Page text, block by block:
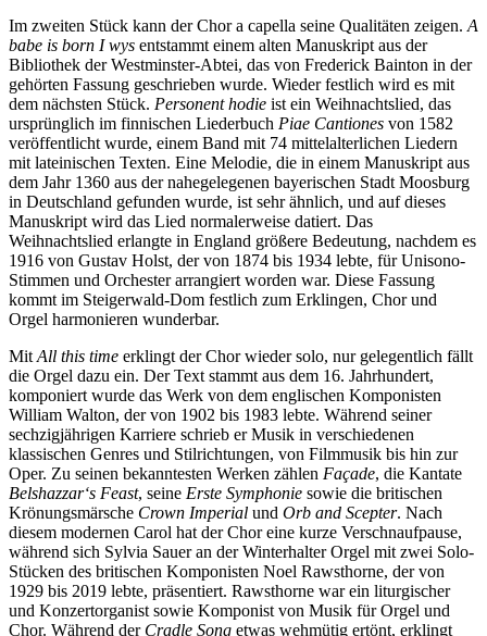
Im zweiten Stück kann der Chor a capella seine Qualitäten zeigen. A
babe is born I wys entstammt einem alten Manuskript aus der
Bibliothek der Westminster-Abtei, das von Frederick Bainton in der
gehörten Fassung geschrieben wurde. Wieder festlich wird es mit
dem nächsten Stück. Personent hodie ist ein Weihnachtslied, das
ursprünglich im finnischen Liederbuch Piae Cantiones von 1582
veröffentlicht wurde, einem Band mit 74 mittelalterlichen Liedern
mit lateinischen Texten. Eine Melodie, die in einem Manuskript aus
dem Jahr 1360 aus der nahegelegenen bayerischen Stadt Moosburg
in Deutschland gefunden wurde, ist sehr ähnlich, und auf dieses
Manuskript wird das Lied normalerweise datiert. Das
Weihnachtslied erlangte in England größere Bedeutung, nachdem es
1916 von Gustav Holst, der von 1874 bis 1934 lebte, für Unisono-
Stimmen und Orchester arrangiert worden war. Diese Fassung
kommt im Steigerwald-Dom festlich zum Erklingen, Chor und
Orgel harmonieren wunderbar.
Mit All this time erklingt der Chor wieder solo, nur gelegentlich fällt
die Orgel dazu ein. Der Text stammt aus dem 16. Jahrhundert,
komponiert wurde das Werk von dem englischen Komponisten
William Walton, der von 1902 bis 1983 lebte. Während seiner
sechzigjährigen Karriere schrieb er Musik in verschiedenen
klassischen Genres und Stilrichtungen, von Filmmusik bis hin zur
Oper. Zu seinen bekanntesten Werken zählen Façade, die Kantate
Belshazzar‘s Feast, seine Erste Symphonie sowie die britischen
Krönungsmärsche Crown Imperial und Orb and Scepter. Nach
diesem modernen Carol hat der Chor eine kurze Verschnaufpause,
während sich Sylvia Sauer an der Winterhalter Orgel mit zwei Solo-
Stücken des britischen Komponisten Noel Rawsthorne, der von
1929 bis 2019 lebte, präsentiert. Rawsthorne war ein liturgischer
und Konzertorganist sowie Komponist von Musik für Orgel und
Chor. Während der Cradle Song etwas wehmütig ertönt, erklingt